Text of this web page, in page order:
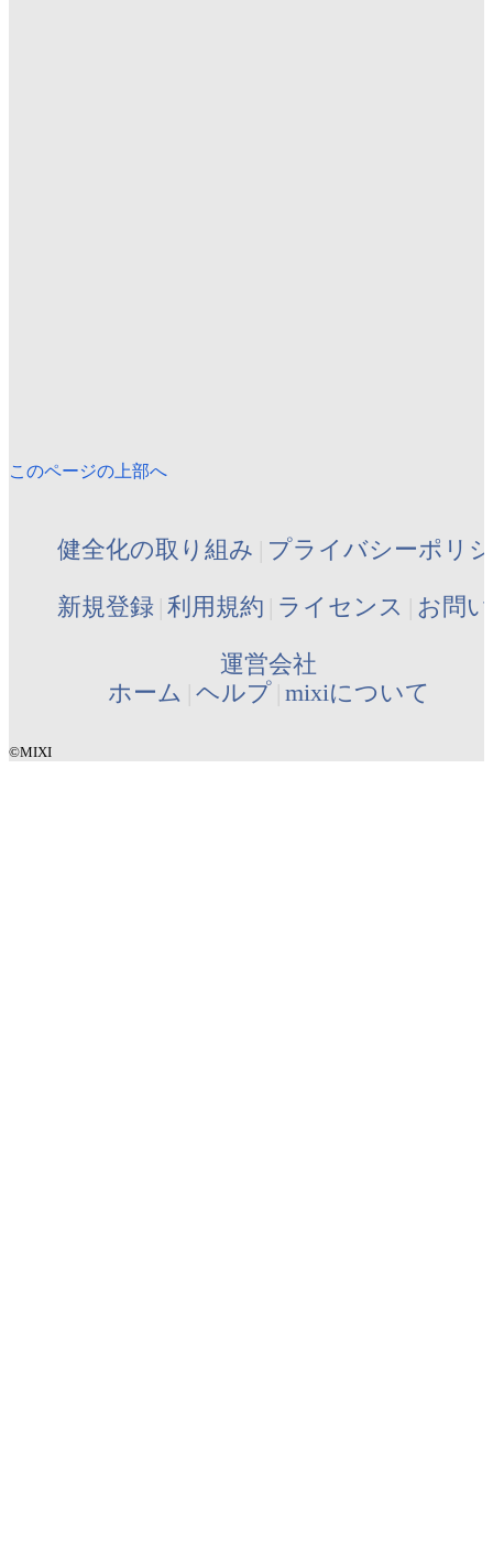
このページの上部へ
健全化の取り組み プライバシーポリ
新規登録 利用規約 ライセンス お問
運営会社
ホーム ヘルプ mixiについて
©MIXI